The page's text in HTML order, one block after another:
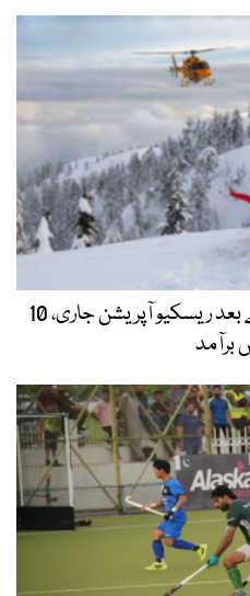
براڈ پیک پر برفانی تودہ گرنے کے بعد ریسکیو آپریشن جاری، 10